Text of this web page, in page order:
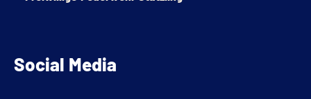
Social Media